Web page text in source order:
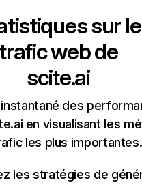
sur le
trafic web de
scite.ai
des
en visualisant les
les plus importantes.
les stratégies de